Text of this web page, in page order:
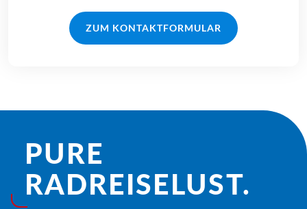
ZUM KONTAKTFORMULAR
PURE
RADREISE­LUST.